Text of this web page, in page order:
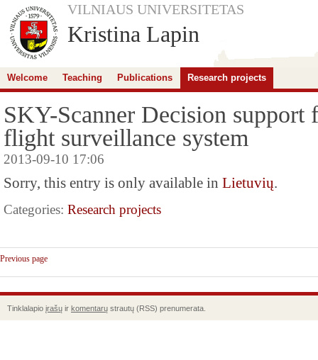
VILNIAUS UNIVERSITETAS
Kristina Lapin
Welcome Teaching Publications Research projects
SKY-Scanner Decision
flight surveillance system
2013-09-10 17:06
Sorry, this entry is only available in Lietuvių.
Categories: Research projects
Previous page
Tinklalapio įrašų ir komentarų strautų (RSS) prenumerata.